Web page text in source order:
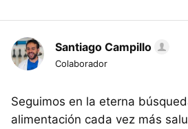
Santiago Campillo
Colaborador
Seguimos en la eterna
alimentación cada vez más